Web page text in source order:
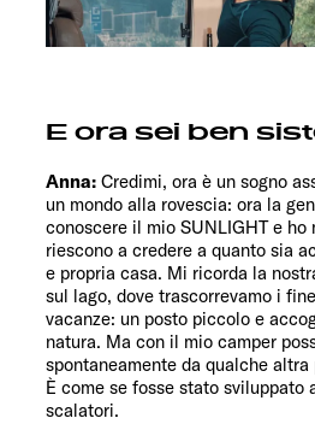
E ora sei ben
Anna: Credimi, ora è un sogno
un mondo alla rovescia: ora la
conoscere il mio SUNLIGHT e
riescono a credere a quanto sia
e propria casa. Mi ricorda la
sul lago, dove trascorrevamo i
vacanze: un posto piccolo e
natura. Ma con il mio camper
spontaneamente da qualche
È come se fosse stato sviluppato
scalatori.